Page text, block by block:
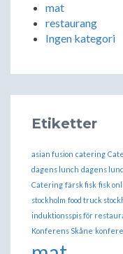
mat
restaurang
Ingen kategori
Etiketter
asian fusion catering
dagens lunch dagens
Catering färsk fisk fisk
stockholm food truck
induktionsspis för
Konferens Skåne